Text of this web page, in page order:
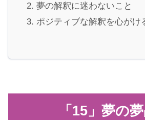
夢の解釈に迷わないこと
ポジティブな解釈を心がけ
「15」夢の